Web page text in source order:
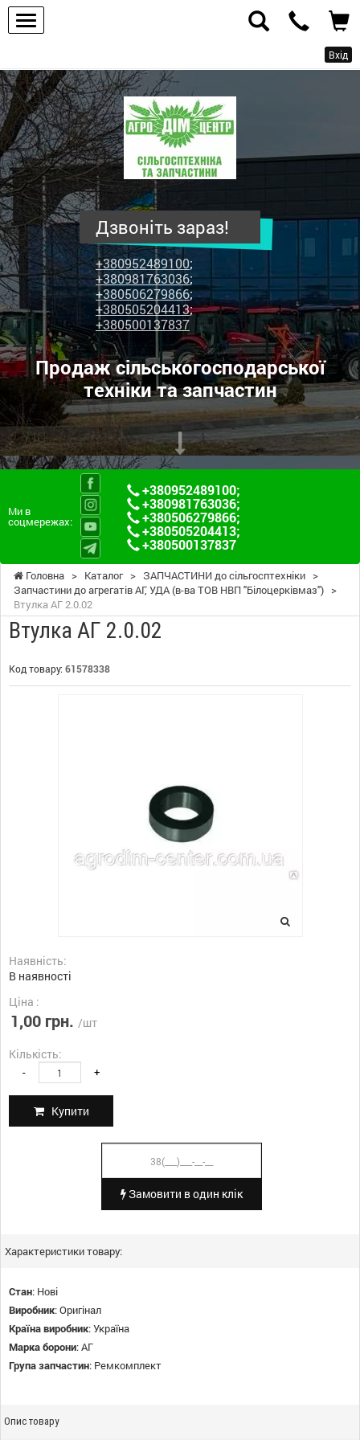
Вхід
ПП
"Агродім-
центр"
-
продаж
сільськогосподарської
техніки
та
запчастин
Дзвоніть зараз!
+380952489100;
+380981763036;
+380506279866;
+380505204413;
+380500137837
Продаж сільськогосподарської
техніки та запчастин
Ми в
соцмережах:
+380952489100;
+380981763036;
+380506279866;
+380505204413;
+380500137837
Головна > Каталог > ЗАПЧАСТИНИ до сільгосптехніки >
Запчастини до агрегатів АГ, УДА (в-ва ТОВ НВП "Білоцерківмаз") >
Втулка АГ 2.0.02
Втулка АГ 2.0.02
Код товару: 61578338
Наявність:
В наявності
Ціна :
1,00 грн. /шт
Кількість:
- +
Купити
Замовити в один клік
Характеристики товару:
Стан: Нові
Виробник:Оригінал
Країна виробник:Україна
Марка борони:АГ
Група запчастин: Ремкомплект
Опис товару